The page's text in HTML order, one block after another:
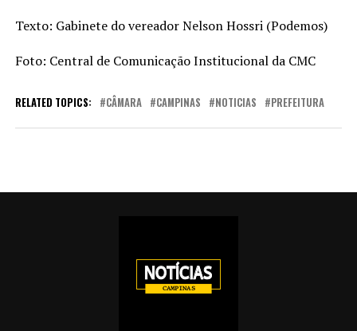
Texto: Gabinete do vereador Nelson Hossri (Podemos)
Foto: Central de Comunicação Institucional da CMC
RELATED TOPICS: CÂMARA CAMPINAS NOTICIAS PREFEITURA